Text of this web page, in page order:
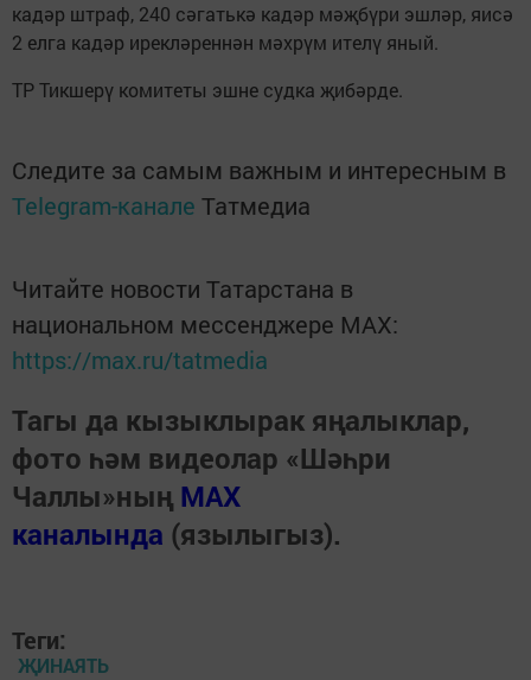
кадәр штраф, 240 сәгатькә кадәр мәҗбүри эшләр, яисә
2 елга кадәр ирекләреннән мәхрүм ителү яный.
ТР Тикшерү комитеты эшне судка җибәрде.
Следите за самым важным и интересным в
Telegram-канале Татмедиа
Читайте новости Татарстана в
национальном мессенджере MАХ:
https://max.ru/tatmedia
Тагы да кызыклырак яңалыклар,
фото һәм видеолар «Шәһри
Чаллы»ның MAX
каналында (язылыгыз).
Теги:
ҖИНАЯТЬ